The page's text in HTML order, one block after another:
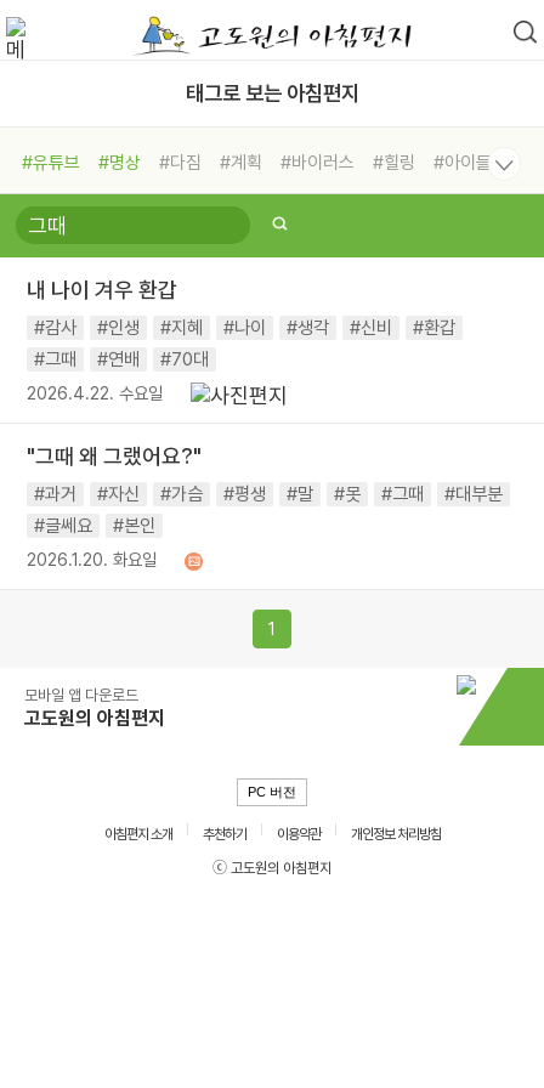
태그로 보는 아침편지
#유튜브 #명상 #다짐 #계획 #바이러스 #힐링
#아이들
#비전캠프
#독서캠프 #삶
#희망
#나눔 #친구 #링컨학교
#독서
#건강 #면역력
내 나이 겨우 환갑
#감사 #인생 #지혜 #나이 #생각 #신비
#환갑
#그때
#연배 #70대
2026.4.22. 수요일
"그때 왜 그랬어요?"
#과거 #자신 #가슴 #평생 #말 #못 #그때
#대부분
#글쎄요
#본인
2026.1.20. 화요일
1
모바일 앱 다운로드
고도원의 아침편지
PC 버전
아침편지 소개 추천하기 이용약관
개인정보 처리방침
ⓒ 고도원의 아침편지